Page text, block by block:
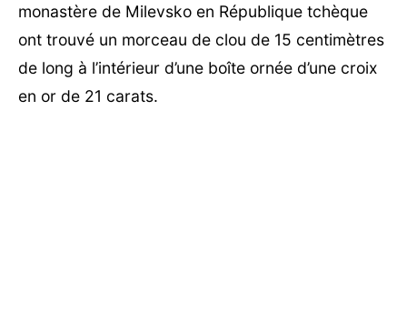
monastère de Milevsko en République tchèque
ont trouvé un morceau de clou de 15 centimètres
de long à l’intérieur d’une boîte ornée d’une croix
en or de 21 carats.